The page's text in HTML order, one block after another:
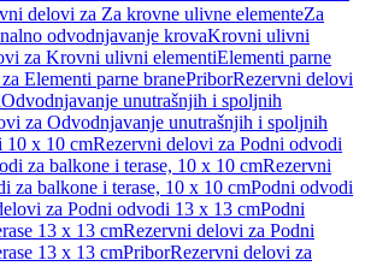
delovi za Za krovne ulivne elementeZa
odvodnjavanje krovaKrovni ulivni
za Krovni ulivni elementiElementi parne
Elementi parne branePriborRezervni delovi
Odvodnjavanje unutrašnjih i spoljnih
za Odvodnjavanje unutrašnjih i spoljnih
10 x 10 cmRezervni delovi za Podni odvodi
za balkone i terase, 10 x 10 cmRezervni
za balkone i terase, 10 x 10 cmPodni odvodi
za Podni odvodi 13 x 13 cmPodni
13 x 13 cmRezervni delovi za Podni
13 x 13 cmPriborRezervni delovi za